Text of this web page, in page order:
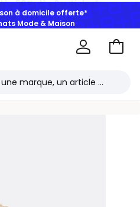
à domicile offerte*
Mode & Maison
Aller